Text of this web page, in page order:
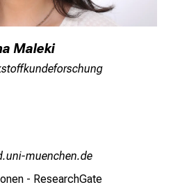
Maleki
fulrvfiuyziu/mi
- ResearchGate